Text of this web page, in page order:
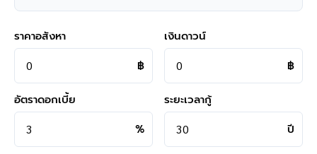
- ใกล้จุดขึ้นทางด่วน "รามอินทรา–อาจณรงค์"
**สอบถามข้อมูลบ้านมือสอง**
สูงสุดถึง 90-110 % ที่สำคัญคือ ฟรีค่ะ
สามารถนัดชมบ้าน หรือสอบถามข้อมูลเบื้องต้น ทุกวัน ได้ที่เบอร์
-264-4465,02-494-9187
ราคาอสังหา
฿
เงินดาวน์
฿
อัตราดอกเบี้ย
%
ระยะเวลากู้
ปี